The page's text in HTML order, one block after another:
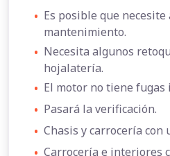
• Es posible que necesite
mantenimiento.
• Necesita algunos
hojalatería.
• El motor no tiene fugas
• Pasará la verificación.
• Chasis y carrocería con
• Carrocería e interiores